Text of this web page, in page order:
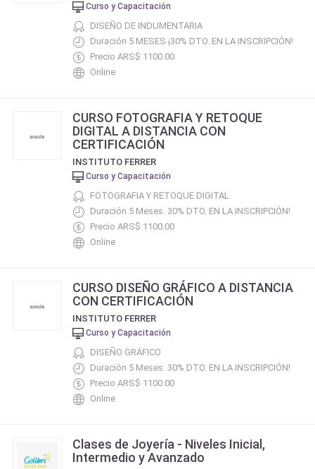
Curso y Capacitación
DISEÑO DE INDUMENTARIA
Duración 5 MESES ¡30% DTO. EN LA INSCRIPCIÓN!
Precio ARS$ 1100.00
Online
CURSO FOTOGRAFIA Y RETOQUE
DIGITAL A DISTANCIA CON
CERTIFICACIÓN
INSTITUTO FERRER
Curso y Capacitación
FOTOGRAFIA Y RETOQUE DIGITAL
Duración 5 Meses. 30% DTO. EN LA INSCRIPCIÓN!
Precio ARS$ 1100.00
Online
CURSO DISEÑO GRÁFICO A DISTANCIA
CON CERTIFICACIÓN
INSTITUTO FERRER
Curso y Capacitación
DISEÑO GRÁFICO
Duración 5 Meses. 30% DTO. EN LA INSCRIPCIÓN!
Precio ARS$ 1100.00
Online
Clases de Joyería - Niveles Inicial,
Intermedio y Avanzado